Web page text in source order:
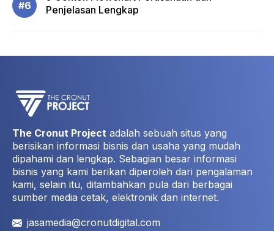
Penjelasan Lengkap
The Cronut Project adalah sebuah situs yang
berisikan informasi bisnis dan usaha yang mudah
dipahami dan lengkap. Sebagian besar informasi
bisnis yang kami berikan diperoleh dari pengalaman
kami, selain itu, ditambahkan pula dari berbagai
sumber media cetak, elektronik dan internet.
jasamedia@cronutdigital.com